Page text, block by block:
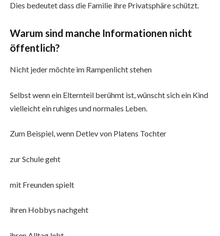
Dies bedeutet dass die Familie ihre Privatsphäre schützt.
Warum sind manche Informationen nicht
öffentlich?
Nicht jeder möchte im Rampenlicht stehen
Selbst wenn ein Elternteil berühmt ist, wünscht sich ein Kind
vielleicht ein ruhiges und normales Leben.
Zum Beispiel, wenn Detlev von Platens Tochter
zur Schule geht
mit Freunden spielt
ihren Hobbys nachgeht